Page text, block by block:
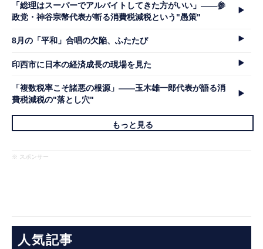
「総理はスーパーでアルバイトしてきた方がいい」――参
政党・神谷宗幣代表が斬る消費税減税という"愚策"
8月の「平和」合唱の欠陥、ふたたび
印西市に日本の経済成長の現場を見た
「複数税率こそ諸悪の根源」――玉木雄一郎代表が語る消
費税減税の"落とし穴"
もっと見る
※ スポンサー
人気記事